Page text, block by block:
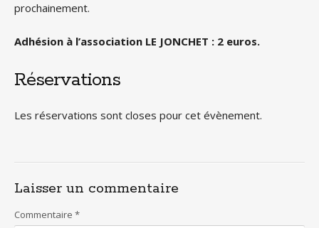
prochainement.
Adhésion à l’association LE JONCHET : 2 euros.
Réservations
Les réservations sont closes pour cet évènement.
Laisser un commentaire
Commentaire *